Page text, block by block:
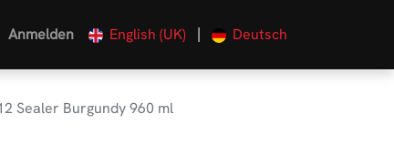
Anmelden English (UK) | Deutsch
Sealer Burgundy 960 ml